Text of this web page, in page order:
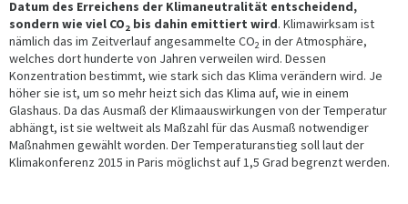
Datum des Erreichens der Klimaneutralität entscheidend,
sondern wie viel CO2 bis dahin emittiert wird. Klimawirksam ist
nämlich das im Zeitverlauf angesammelte CO2 in der Atmosphäre,
welches dort hunderte von Jahren verweilen wird. Dessen
Konzentration bestimmt, wie stark sich das Klima verändern wird. Je
höher sie ist, um so mehr heizt sich das Klima auf, wie in einem
Glashaus. Da das Ausmaß der Klimaauswirkungen von der Temperatur
abhängt, ist sie weltweit als Maßzahl für das Ausmaß notwendiger
Maßnahmen gewählt worden. Der Temperaturanstieg soll laut der
Klimakonferenz 2015 in Paris möglichst auf 1,5 Grad begrenzt werden.